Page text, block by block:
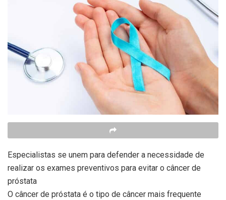
Especialistas se unem para defender a necessidade de
realizar os exames preventivos para evitar o câncer de
próstata
O câncer de próstata é o tipo de câncer mais frequente